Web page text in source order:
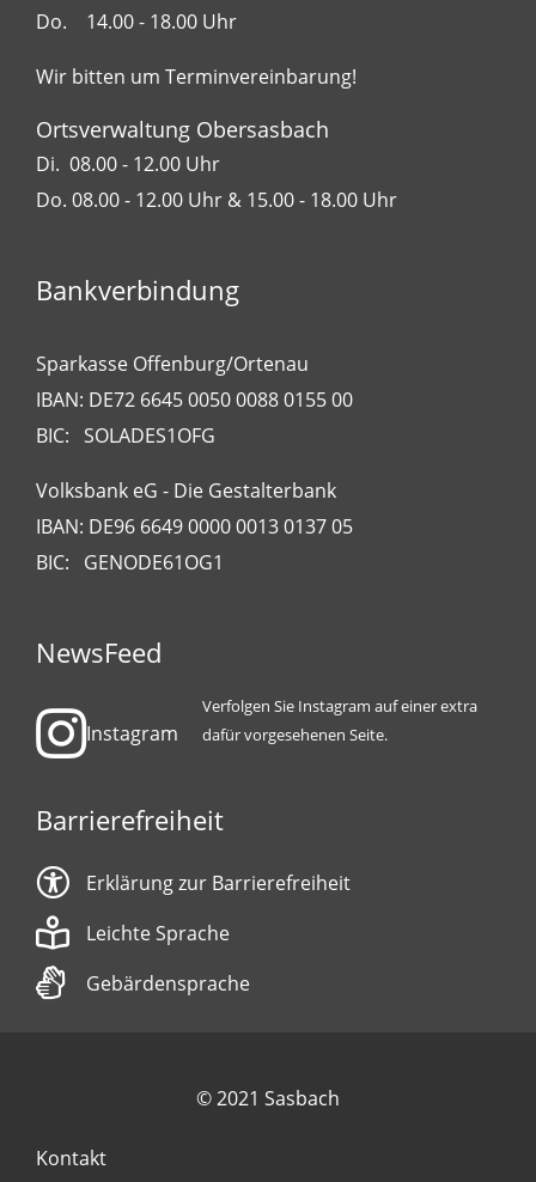
Do. 14.00 - 18.00 Uhr
Wir bitten um Terminvereinbarung!
Ortsverwaltung Obersasbach
Di. 08.00 - 12.00 Uhr
Do. 08.00 - 12.00 Uhr & 15.00 - 18.00 Uhr
Bankverbindung
Sparkasse Offenburg/Ortenau
IBAN: DE72 6645 0050 0088 0155 00
BIC: SOLADES1OFG
Volksbank eG - Die Gestalterbank
IBAN: DE96 6649 0000 0013 0137 05
BIC: GENODE61OG1
NewsFeed
Instagram
Verfolgen Sie Instagram auf einer extra
dafür vorgesehenen Seite.
Barrierefreiheit
Erklärung zur Barrierefreiheit
Leichte Sprache
Gebärdensprache
© 2021 Sasbach
Kontakt